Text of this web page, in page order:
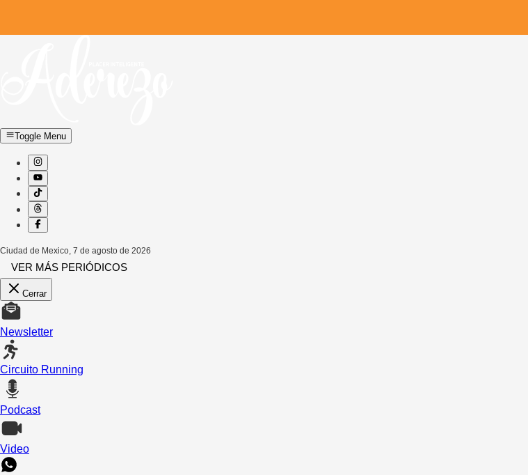
Toggle Menu
Ciudad de Mexico, 7 de agosto de 2026
VER MÁS PERIÓDICOS
Cerrar
Newsletter
Circuito Running
Podcast
Video